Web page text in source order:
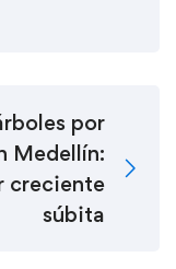
por
Medellín:
creciente
súbita